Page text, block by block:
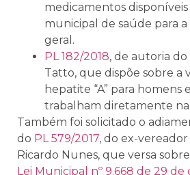
medicamentos
municipal de saúde para
geral.
PL 182/2018, de autoria
Tatto, que dispõe sobre a
hepatite “A” para
trabalham diretamente
Também foi solicitado o
do PL 579/2017, do ex-
Ricardo Nunes, que versa
Lei Municipal nº 9.668 de 29